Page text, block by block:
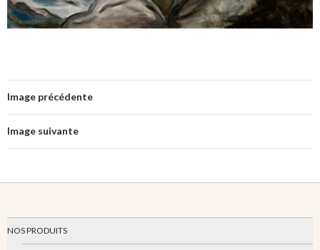
Image précédente
Image suivante
NOS PRODUITS